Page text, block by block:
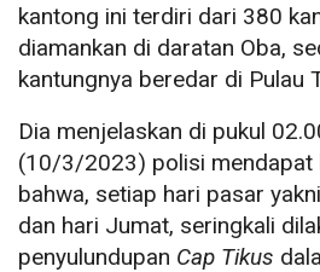
kantong ini terdiri dari 380
diamankan di daratan Oba,
kantungnya beredar di Pulau
Dia menjelaskan di pukul
(10/3/2023) polisi mendapat
bahwa, setiap hari pasar
dan hari Jumat, seringkali
penyulundupan Cap Tikus